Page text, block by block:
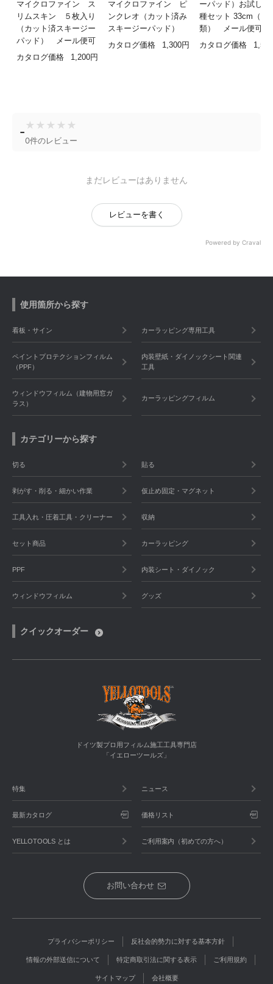
マイクロファイン ス
リムスキン ５枚入り
（カット済スキージー
パッド） メール便可
カタログ価格
1,200円
マイクロファイン ピ
ンクレオ（カット済み
スキージーパッド）
カタログ価格
1,300円
ーパッド）お試し用
種セット 33cm（4種
類） メール便可
カタログ価格
- ★ ★ ★ ★ ★
0件のレビュー
まだレビューはありません
レビューを書く
Powered by Craval
使用箇所から探す
看板・サイン カーラッピング専用工具
ペイントプロテクションフィルム
（PPF）
内装壁紙・ダイノックシート関連
工具
ウィンドウフィルム（建物用窓ガ
ラス）
カーラッピングフィルム
カテゴリーから探す
切る 貼る
剥がす・削る・細かい作業 仮止め固定・マグネット
工具入れ・圧着工具・クリーナー 収納
セット商品 カーラッピング
PPF 内装シート・ダイノック
ウィンドウフィルム グッズ
クイックオーダー
ドイツ製プロ用フィルム施工工具専門店
「イエローツールズ」
特集 ニュース
最新カタログ 価格リスト
YELLOTOOLS とは ご利用案内（初めての方へ）
お問い合わせ
プライバシーポリシー 反社会的勢力に対する基本方針
情報の外部送信について 特定商取引法に関する表示 ご利用規約
サイトマップ 会社概要